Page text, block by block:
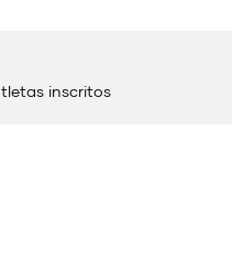
inscritos